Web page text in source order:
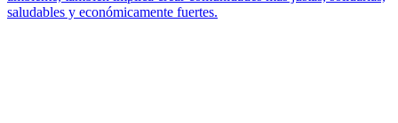
saludables y económicamente fuertes.